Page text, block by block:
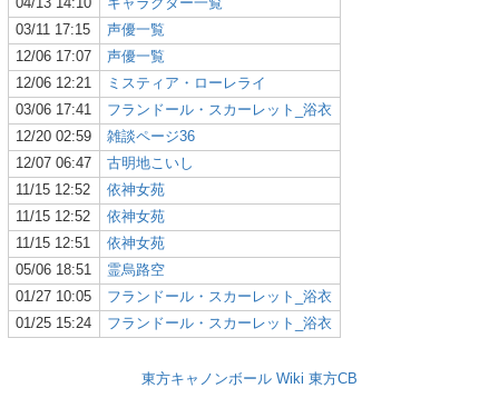
04/13 14:10
キャラクター一覧
03/11 17:15
声優一覧
12/06 17:07
声優一覧
12/06 12:21
ミスティア・ローレライ
03/06 17:41
フランドール・スカーレット_浴衣
12/20 02:59
雑談ページ36
12/07 06:47
古明地こいし
11/15 12:52
依神女苑
11/15 12:52
依神女苑
11/15 12:51
依神女苑
05/06 18:51
霊烏路空
01/27 10:05
フランドール・スカーレット_浴衣
01/25 15:24
フランドール・スカーレット_浴衣
東方キャノンボール Wiki 東方CB